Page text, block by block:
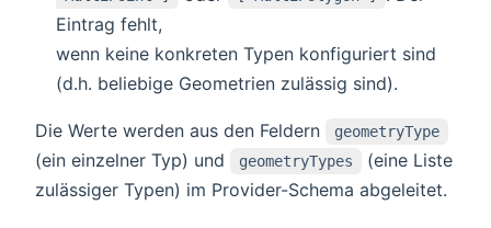
Eintrag fehlt,
wenn keine konkreten Typen konfiguriert sind
(d.h. beliebige Geometrien zulässig sind).
Die Werte werden aus den Feldern geometryType
(ein einzelner Typ) und geometryTypes
(eine Liste
zulässiger Typen) im Provider-Schema abgeleitet.